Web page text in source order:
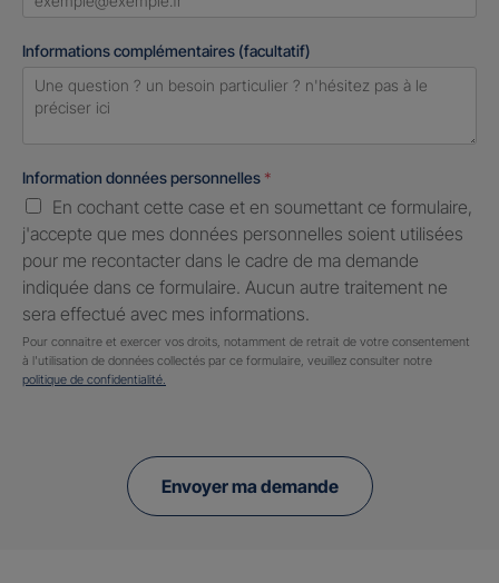
Informations complémentaires (facultatif)
Information données personnelles *
En cochant cette case et en soumettant ce formulaire,
j'accepte que mes données personnelles soient utilisées
pour me recontacter dans le cadre de ma demande
indiquée dans ce formulaire. Aucun autre traitement ne
sera effectué avec mes informations.
Pour connaitre et exercer vos droits, notamment de retrait de votre consentement
à l'utilisation de données collectés par ce formulaire, veuillez consulter notre
politique de confidentialité.
Envoyer ma demande